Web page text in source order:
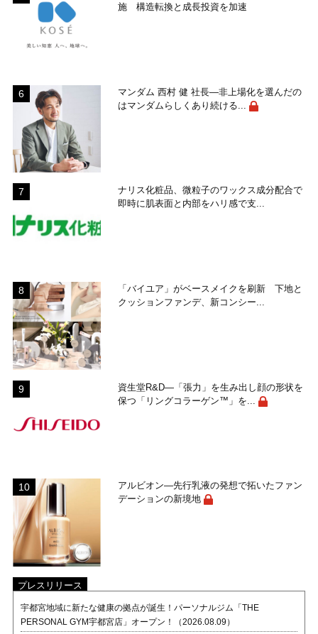
施 構造転換と成長投資を加速
マンダム 西村 健 社長―非上場化を選んだの
はマンダムらしくあり続ける...
ナリス化粧品、微粒子のワックス成分配合で
即時に肌表面と内部をハリ感で支...
「バイユア」がベースメイクを刷新 下地と
クッションファンデ、新コンシー...
資生堂R&D―「張力」を生み出し顔の形状を
保つ「リングコラーゲン™」を...
アルビオン―先行乳液の発想で拓いたファン
デーションの新境地
プレスリリース
宇都宮地域に新たな健康の拠点が誕生！パーソナルジム「THE
PERSONAL GYM宇都宮店」オープン！（2026.08.09）